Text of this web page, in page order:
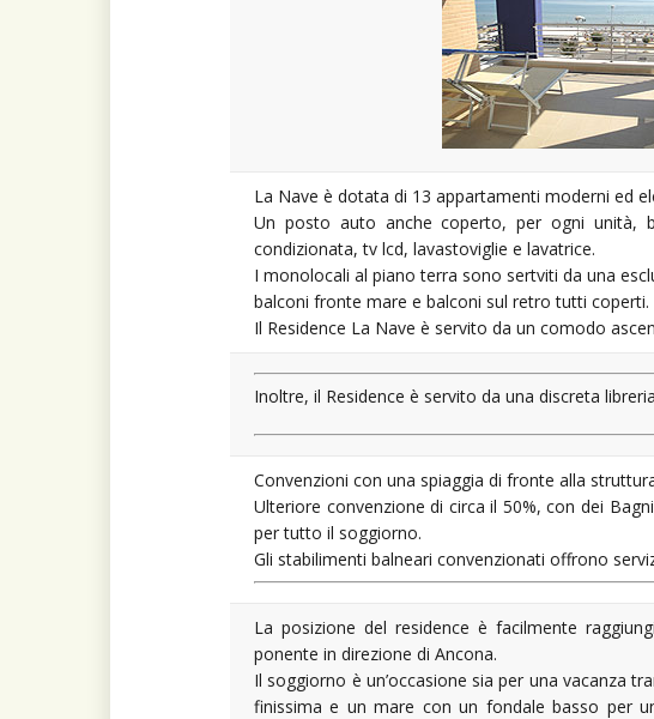
La Nave è dotata di 13 appartamenti moderni ed
Un posto auto anche coperto, per ogni unità,
condizionata, tv lcd, lavastoviglie e lavatrice.
I monolocali al piano terra sono sertviti da una
balconi fronte mare e balconi sul retro tutti
Il Residence La Nave è servito da un comodo
Inoltre, il Residence è servito da una discreta
Convenzioni con una spiaggia di fronte alla
Ulteriore convenzione di circa il 50%, con dei
per tutto il soggiorno.
Gli stabilimenti balneari convenzionati offrono
La posizione del residence è facilmente
ponente in direzione di Ancona.
Il soggiorno è un’occasione sia per una vacanza
finissima e un mare con un fondale basso per